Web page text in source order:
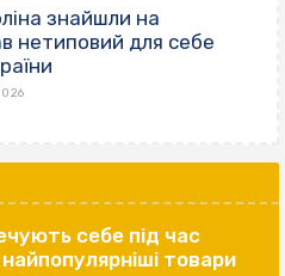
знайшли на
нетиповий для себе
себе під час
товари